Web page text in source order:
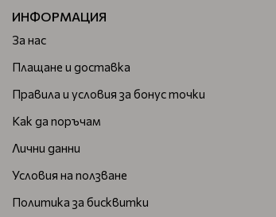
ИНФОРМАЦИЯ
За нас
Плащане и доставка
Правила и условия за бонус точки
Как да поръчам
Лични данни
Условия на ползване
Политика за бисквитки